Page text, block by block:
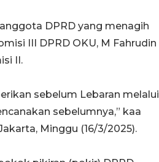
DPRD yang menagih
III DPRD OKU, M Fahrudin
II.
sebelum Lebaran melalui
sebelumnya,” kaa
Minggu (16/3/2025).